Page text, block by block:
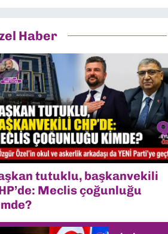
Haber
tutuklu, başkanvekili
Meclis çoğunluğu